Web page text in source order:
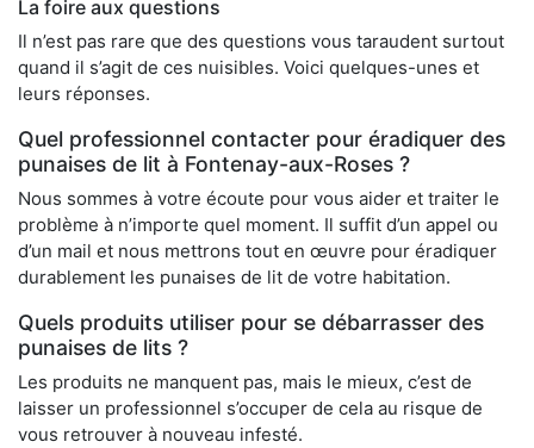
La foire aux questions
Il n’est pas rare que des questions vous taraudent surtout
quand il s’agit de ces nuisibles. Voici quelques-unes et
leurs réponses.
Quel professionnel contacter pour éradiquer des
punaises de lit à Fontenay-aux-Roses ?
Nous sommes à votre écoute pour vous aider et traiter le
problème à n’importe quel moment. Il suffit d’un appel ou
d’un mail et nous mettrons tout en œuvre pour éradiquer
durablement les punaises de lit de votre habitation.
Quels produits utiliser pour se débarrasser des
punaises de lits ?
Les produits ne manquent pas, mais le mieux, c’est de
laisser un professionnel s’occuper de cela au risque de
vous retrouver à nouveau infesté.